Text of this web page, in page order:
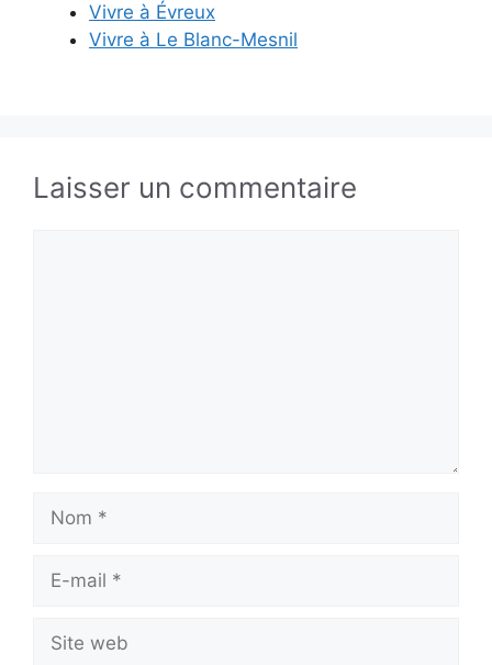
Vivre à Évreux
Vivre à Le Blanc-Mesnil
Laisser un commentaire
mail
web